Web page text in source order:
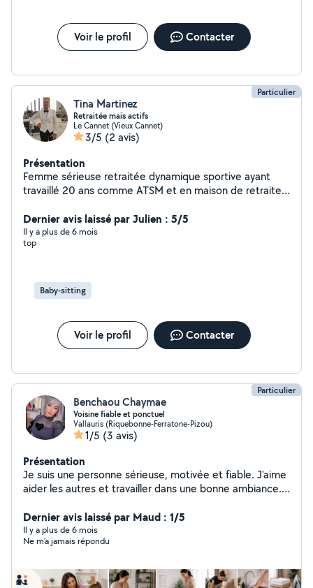
de deux garçons de 10 et 8 ans, je connais parfaitement
les attentes et les préoccupations des parents. Mon
expérience personnelle renforce mon professionnalisme
conduire et véhiculée, je peux assurer les déplacements
(école, activités, rendez-vous). Je suis disponible du
lundi au vendredi.
Voir le profil Contacter
Particulier
Tina Martinez
Retraitée mais actifs
Le Cannet (Vieux Cannet)
3/5 (2 avis)
Présentation
Femme sérieuse retraitée dynamique sportive ayant
travaillé 20 ans comme ATSM et en maison de retraite
d'enfants,ménage, et m'occuper de personnes âgées
les promener, les accompagnés faire leurs courses je
suis véhiculé. Recherche sur le Cannet, Cannes merci.
Dernier avis laissé par Julien : 5/5
Il y a plus de 6 mois
top
Baby-sitting
Voir le profil Contacter
Particulier
Benchaou Chaymae
Voisine fiable et ponctuel
Vallauris (Riquebonne-Ferratone-Pizou)
1/5 (3 avis)
Présentation
Je suis une personne sérieuse, motivée et fiable. J'aime
aider les autres et travailler dans une bonne ambiance.
cherche des missions où je peux être utile et donner le
meilleur de moi-même
Dernier avis laissé par Maud : 1/5
Il y a plus de 6 mois
Ne m’a jamais répondu